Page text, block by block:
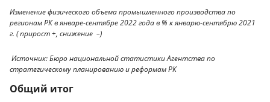
Изменениефизического объема промышленного производства по
регионам РК в январе-сентябре 2022 года в % к январю-сентябрю 2021
г. (прирост +, снижение –)
Источник: Бюро национальной статистики Агентства по
стратегическому планированию и реформам РК
Общий итог